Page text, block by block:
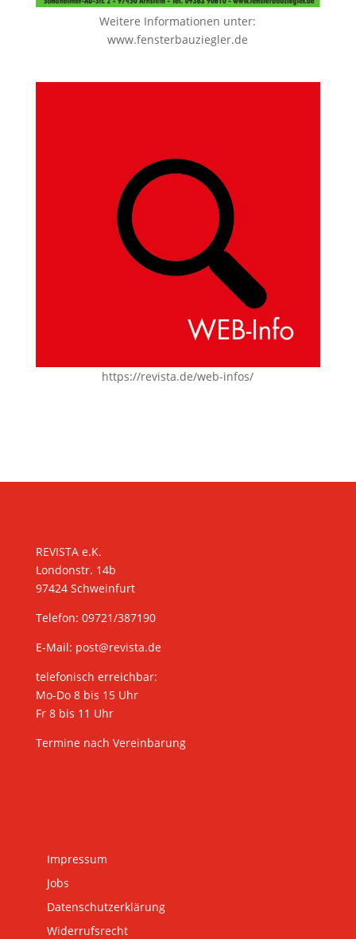
Weitere Informationen unter:
www.fensterbauziegler.de
https://revista.de/web-infos/
REVISTA e.K.
Londonstr. 14b
97424 Schweinfurt
Telefon: 09721/387190
E-Mail: post@revista.de
telefonisch erreichbar:
Mo-Do 8 bis 15 Uhr
Fr 8 bis 11 Uhr
Termine nach Vereinbarung
Impressum
Jobs
Datenschutzerklärung
Widerrufsrecht